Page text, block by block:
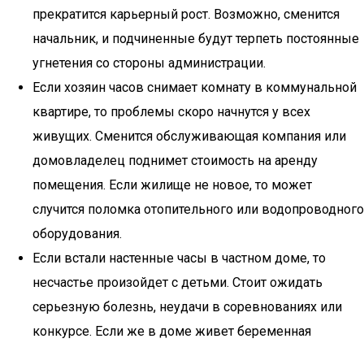
прекратится карьерный рост. Возможно, сменится
начальник, и подчиненные будут терпеть постоянные
угнетения со стороны администрации.
Если хозяин часов снимает комнату в коммунальной
квартире, то проблемы скоро начнутся у всех
живущих. Сменится обслуживающая компания или
домовладелец поднимет стоимость на аренду
помещения. Если жилище не новое, то может
случится поломка отопительного или водопроводного
оборудования.
Если встали настенные часы в частном доме, то
несчастье произойдет с детьми. Стоит ожидать
серьезную болезнь, неудачи в соревнованиях или
конкурсе. Если же в доме живет беременная